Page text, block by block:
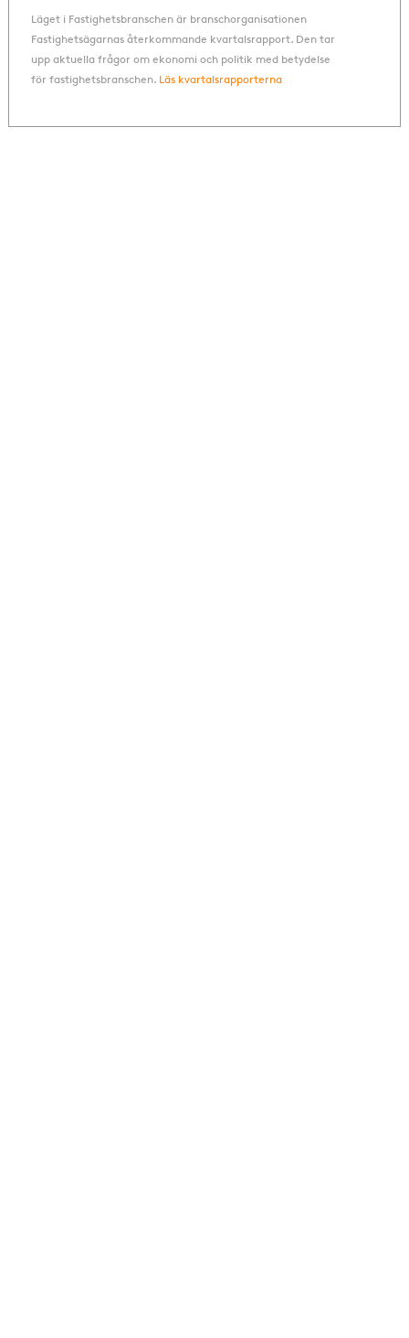
Läget i Fastighetsbranschen är branschorganisationen
Fastighetsägarnas återkommande kvartalsrapport. Den tar
upp aktuella frågor om ekonomi och politik med betydelse
för fastighetsbranschen. Läs kvartalsrapporterna